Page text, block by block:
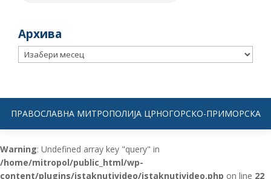
Архива
Архива
ПРАВОСЛАВНА МИТРОПОЛИЈА ЦРНОГОРСКО-ПРИМОРСКА
Warning: Undefined array key "query" in
/home/mitropol/public_html/wp-
content/plugins/istaknutivideo/istaknutivideo.php on line 22